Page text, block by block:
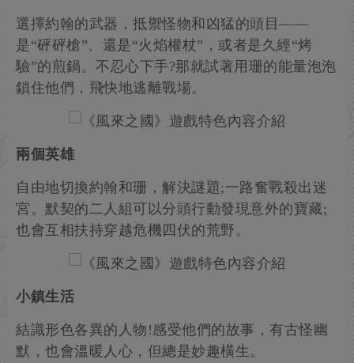
選擇約翰的武器，抵禦怪物和凶猛的頭目——
是“砰砰槍”、還是“火焰權杖”，或者是久經“烤
驗”的煎鍋。不忍心下手?那就試著用珊的能量泡泡
鎖住他們，飛快地逃離戰場。
兩個英雄
自由地切換約翰和珊，解決謎題;一路奮戰殺出迷
宮。默契的二人組可以分頭行動發現意外的寶藏;
也會互相扶持穿越危機四伏的荒野。
小鎮生活
結識形色各異的人物!感受他們的故事，有古怪幽
默，也會溫暖人心，但總是妙趣橫生。